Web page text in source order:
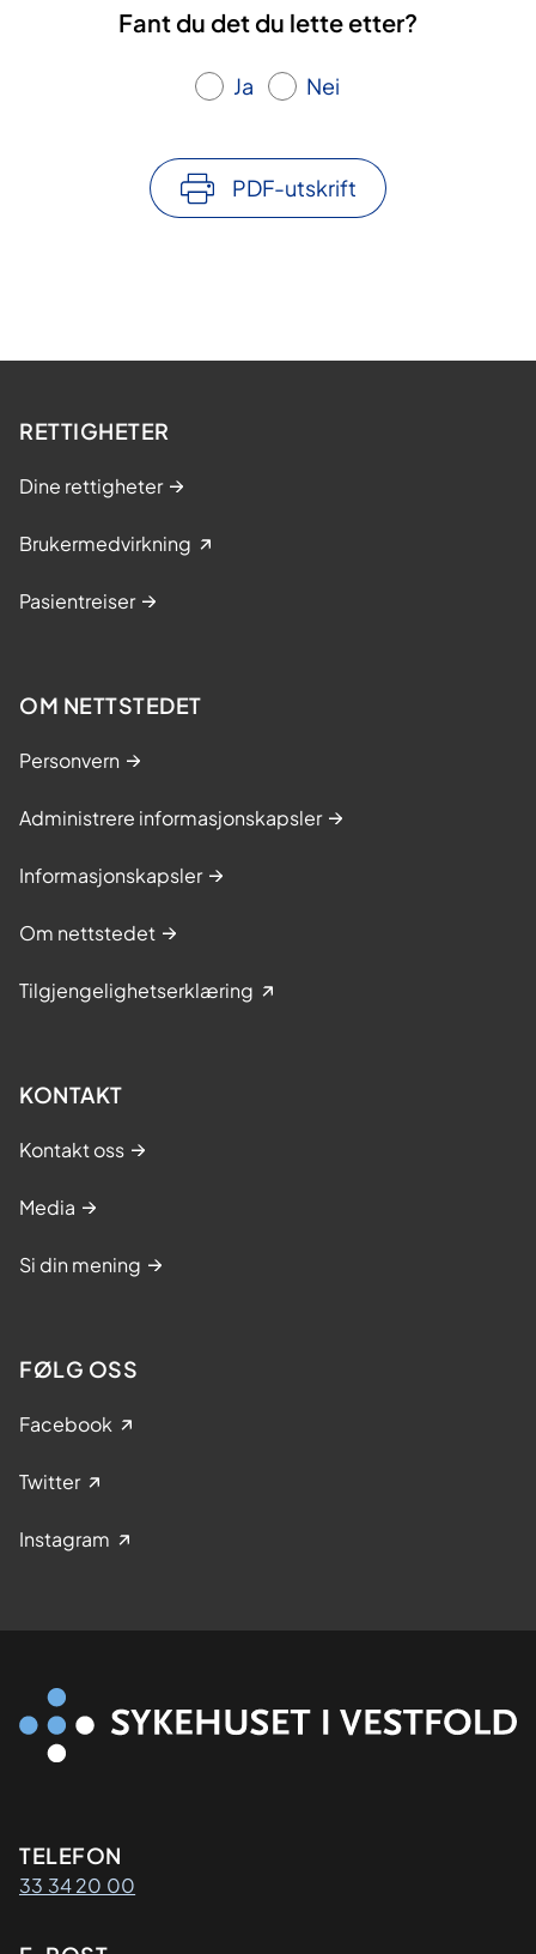
Fant du det du lette etter?
Ja Nei
PDF-utskrift
RETTIGHETER
Dine rettigheter
Brukermedvirkning
Pasientreiser
OM NETTSTEDET
Personvern
Administrere informasjonskapsler
Informasjonskapsler
Om nettstedet
Tilgjengelighetserklæring
KONTAKT
Kontakt oss
Media
Si din mening
FØLG OSS
Facebook
Twitter
Instagram
Kontaktinformasjon
TELEFON
33 34 20 00